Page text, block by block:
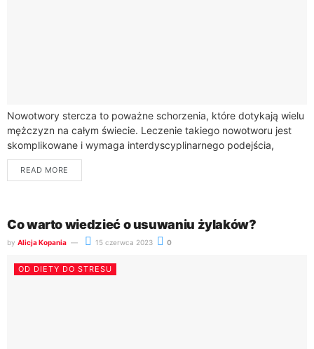
Nowotwory stercza to poważne schorzenia, które dotykają wielu
mężczyzn na całym świecie. Leczenie takiego nowotworu jest
skomplikowane i wymaga interdyscyplinarnego podejścia,
obejmującego różne metody terapeutyczne. Wybór
odpowiedniego leczenia zależy od...
READ MORE
Co warto wiedzieć o usuwaniu żylaków?
by Alicja Kopania 15 czerwca 2023 0
OD DIETY DO STRESU